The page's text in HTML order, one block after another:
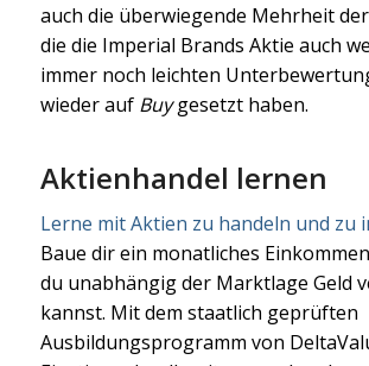
auch die überwiegende Mehrheit
die die Imperial Brands Aktie auch
immer noch leichten
wieder auf Buygesetzt haben.
Aktienhandel lernen
Lerne mit Aktien zu handeln und zu
Baue dir ein monatliches
du unabhängig der Marktlage Geld
kannst. Mit dem staatlich geprüften
Ausbildungsprogramm von